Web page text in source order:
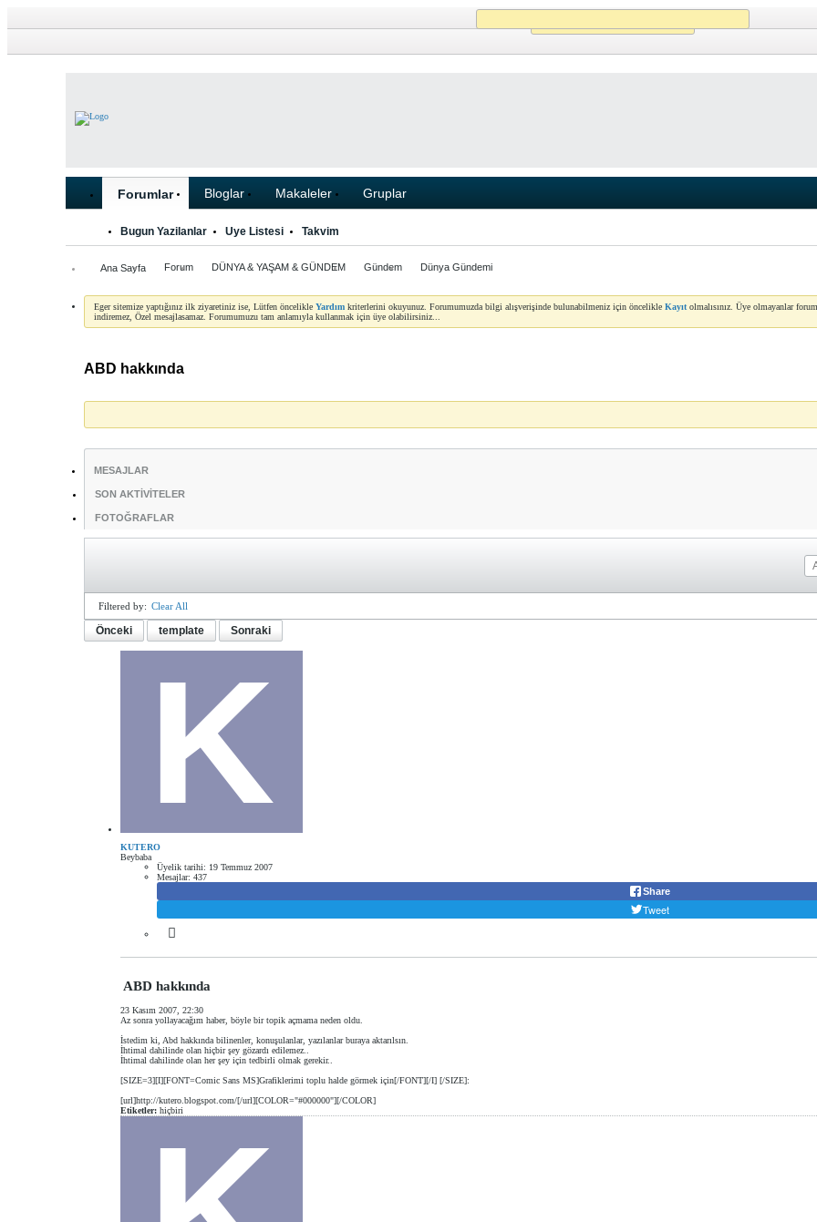
Forumlar Bloglar Makaleler Gruplar
Bugun Yazilanlar Uye Listesi Takvim
Ana Sayfa Forum DÜNYA & YAŞAM & GÜNDEM Gündem Dünya Gündemi
Eger sitemize yaptığınız ilk ziyaretiniz ise, Lütfen öncelikle Yardım kriterlerini okuyunuz. Forumumuzda bilgi alışverişinde bulunabilmeniz için öncelikle Kayıt olmalısınız. Üye olmayanlar
indiremez, Özel mesajlasamaz. Forumumuzu tam anlamıyla kullanmak için üye olabilirsiniz...
ABD hakkında
MESAJLAR
SON AKTIVITELER
FOTOĞRAFLAR
Filtered by: Clear All
Önceki template Sonraki
KUTERO
Beybaba
Üyelik tarihi: 19 Temmuz 2007
Mesajlar: 437
Share
Tweet
ABD hakkında
23 Kasım 2007, 22:30
Az sonra yollayacağım haber, böyle bir topik açmama neden oldu.
İstedim ki, Abd hakkında bilinenler, konuşulanlar, yazılanlar buraya aktarılsın.
İhtimal dahilinde olan hiçbir şey gözardı edilemez..
İhtimal dahilinde olan her şey için tedbirli olmak gerekir..
[SIZE=3][I][FONT=Comic Sans MS]Grafiklerimi toplu halde görmek için[/FONT][/I] [/SIZE]:
[url]http://kutero.blogspot.com/[/url][COLOR="#000000"][/COLOR]
Etiketler: hiçbiri